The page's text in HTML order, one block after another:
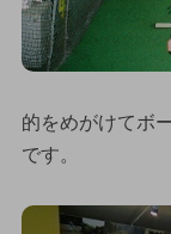
的をめがけてボ
です。